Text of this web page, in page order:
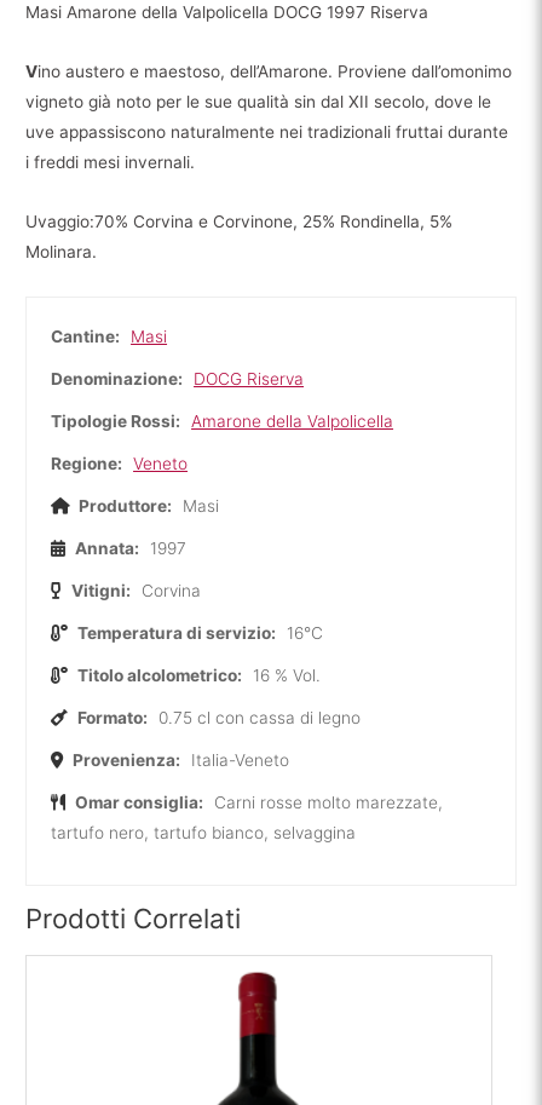
Masi Amarone della Valpolicella DOCG 1997 Riserva
Vino austero e maestoso, dell’Amarone. Proviene dall’omonimo
vigneto già noto per le sue qualità sin dal XII secolo, dove le
uve appassiscono naturalmente nei tradizionali fruttai durante
i freddi mesi invernali.
Uvaggio:70% Corvina e Corvinone, 25% Rondinella, 5%
Molinara.
Cantine: Masi
Denominazione: DOCG Riserva
Tipologie Rossi: Amarone della Valpolicella
Regione: Veneto
Produttore: Masi
Annata: 1997
Vitigni: Corvina
Temperatura di servizio: 16°C
Titolo alcolometrico: 16 % Vol.
Formato: 0.75 cl con cassa di legno
Provenienza: Italia-Veneto
Omar consiglia:
Carni rosse molto marezzate,
tartufo nero, tartufo bianco, selvaggina
Prodotti Correlati